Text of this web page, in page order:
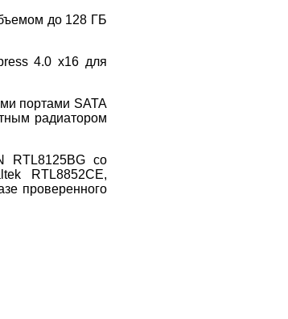
до 128 ГБ
4.0 x16 для
портами SATA
радиатором
RTL8125BG со
RTL8852CE,
проверенного